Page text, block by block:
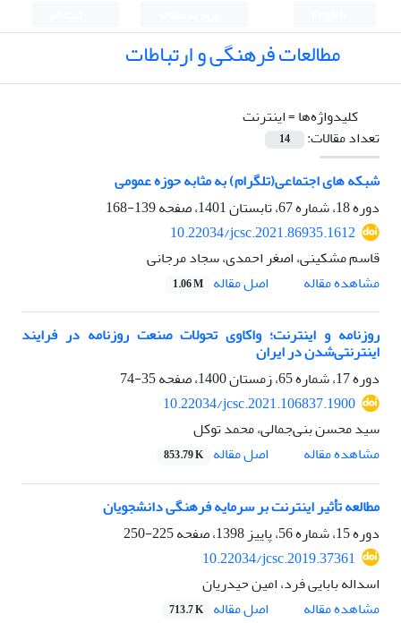
مطالعات فرهنگی و ارتباطات
کلیدواژه‌ها =اینترنت
تعداد مقالات:
14
شبکه های اجتماعی(تلگرام) به مثابه حوزه عمومی
دوره 18، شماره 67، تابستان 1401، صفحه
139-168
10.22034/jcsc.2021.86935.1612
قاسم مشکینی، اصغر احمدی، سجاد مرجانی
مشاهده مقاله
اصل مقاله 1.06 M
روزنامه و اینترنت؛ واکاوی تحولات صنعت روزنامه در فرایند
اینترنتی‌شدن در ایران
دوره 17، شماره 65، زمستان 1400، صفحه
35-74
10.22034/jcsc.2021.106837.1900
سید محسن بنی‌جمالی، محمد توکل
مشاهده مقاله
اصل مقاله 853.79 K
مطالعه‌ تأثیر اینترنت بر سرمایه‌ فرهنگی دانشجویان
دوره 15، شماره 56، پاییز 1398، صفحه
225-250
10.22034/jcsc.2019.37361
اسداله بابایی فرد، امین حیدریان
مشاهده مقاله
اصل مقاله 713.7 K